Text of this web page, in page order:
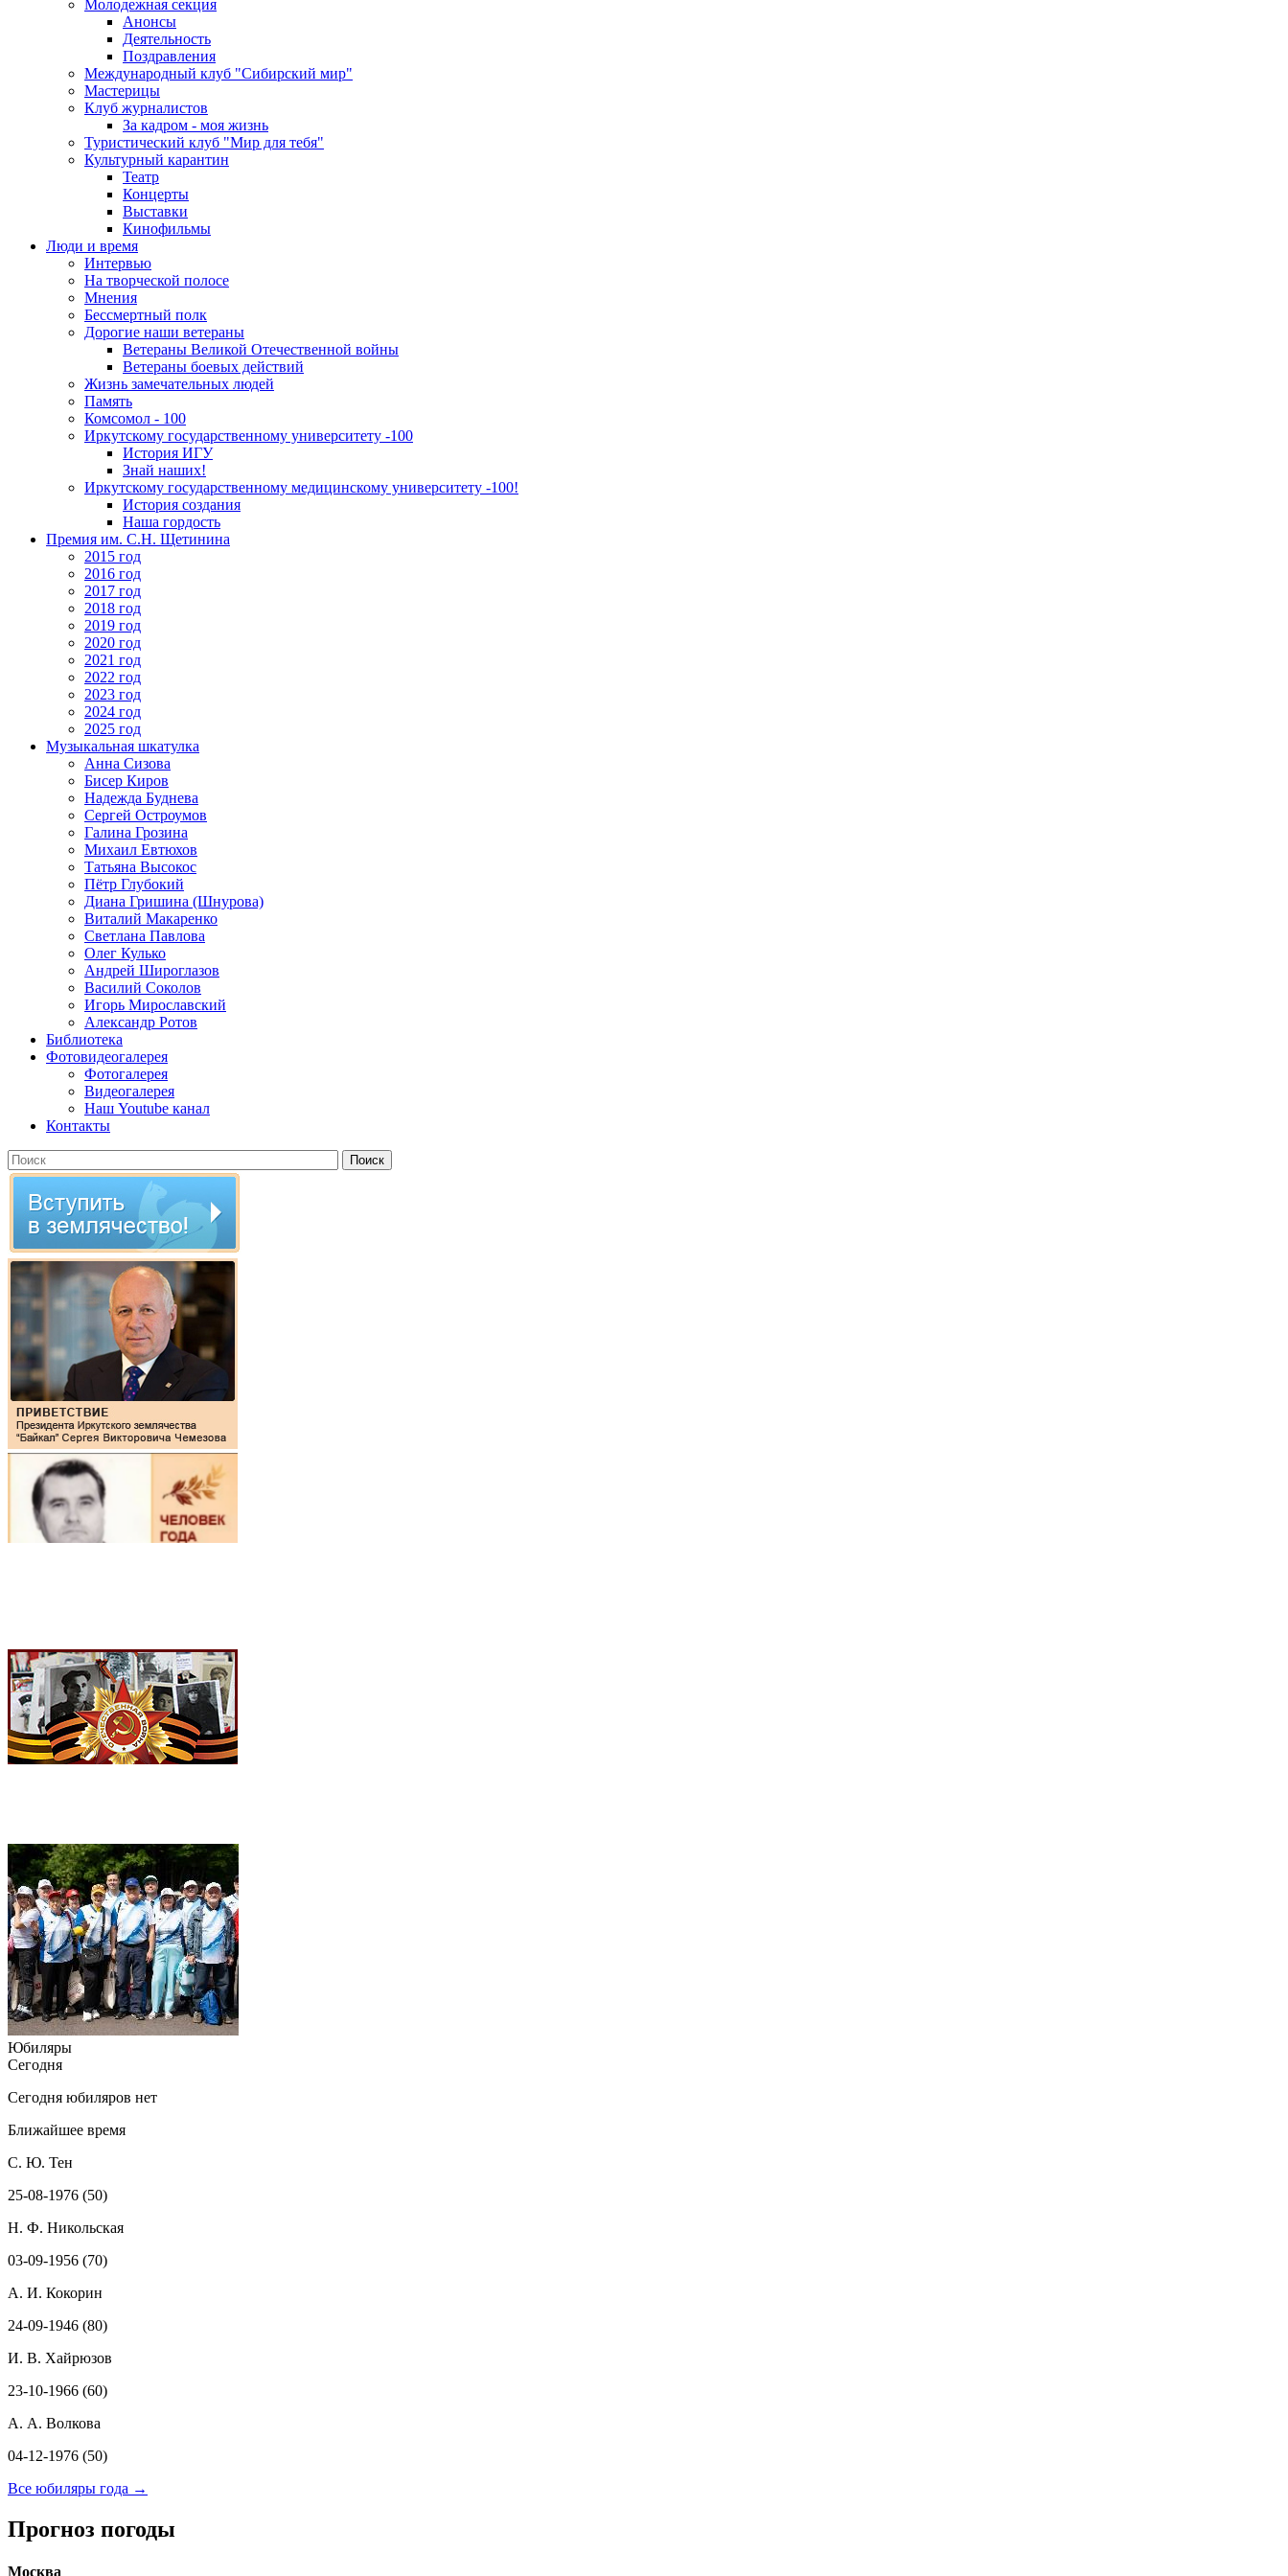
Молодежная секция
Анонсы
Деятельность
Поздравления
Международный клуб "Сибирский мир"
Мастерицы
Клуб журналистов
За кадром - моя жизнь
Туристический клуб "Мир для тебя"
Культурный карантин
Театр
Концерты
Выставки
Кинофильмы
Люди и время
Интервью
На творческой полосе
Мнения
Бессмертный полк
Дорогие наши ветераны
Ветераны Великой Отечественной войны
Ветераны боевых действий
Жизнь замечательных людей
Память
Комсомол - 100
Иркутскому государственному университету -100
История ИГУ
Знай наших!
Иркутскому государственному медицинскому университету -100!
История создания
Наша гордость
Премия им. С.Н. Щетинина
2015 год
2016 год
2017 год
2018 год
2019 год
2020 год
2021 год
2022 год
2023 год
2024 год
2025 год
Музыкальная шкатулка
Анна Сизова
Бисер Киров
Надежда Буднева
Сергей Остроумов
Галина Грозина
Михаил Евтюхов
Татьяна Высокос
Пётр Глубокий
Диана Гришина (Шнурова)
Виталий Макаренко
Светлана Павлова
Олег Кулько
Андрей Широглазов
Василий Соколов
Игорь Мирославский
Александр Ротов
Библиотека
Фотовидеогалерея
Фотогалерея
Видеогалерея
Наш Youtube канал
Контакты
Юбиляры
Сегодня
Сегодня юбиляров нет
Ближайшее время
С. Ю. Тен
25-08-1976 (50)
Н. Ф. Никольская
03-09-1956 (70)
А. И. Кокорин
24-09-1946 (80)
И. В. Хайрюзов
23-10-1966 (60)
А. А. Волкова
04-12-1976 (50)
Все юбиляры года →
Прогноз погоды
Москва